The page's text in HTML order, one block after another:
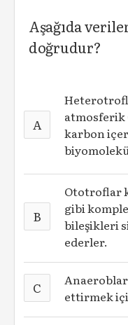
Aşağıda
doğrudur?
A
atmosferik
karbon
B
Ototroflar
gibi
bileşikleri
ederler.
C
Anaeroblar
ettirmek